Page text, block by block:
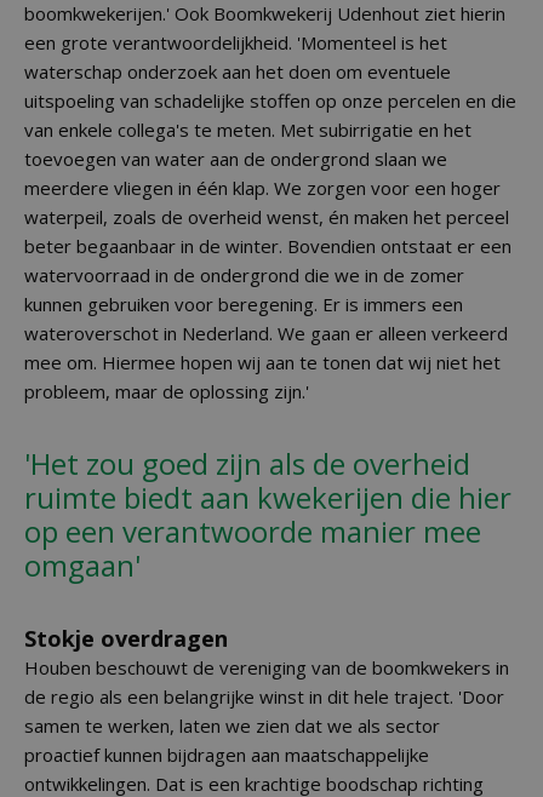
boomkwekerijen.' Ook Boomkwekerij Udenhout ziet hierin
een grote verantwoordelijkheid. 'Momenteel is het
waterschap onderzoek aan het doen om eventuele
uitspoeling van schadelijke stoffen op onze percelen en die
van enkele collega's te meten. Met subirrigatie en het
toevoegen van water aan de ondergrond slaan we
meerdere vliegen in één klap. We zorgen voor een hoger
waterpeil, zoals de overheid wenst, én maken het perceel
beter begaanbaar in de winter. Bovendien ontstaat er een
watervoorraad in de ondergrond die we in de zomer
kunnen gebruiken voor beregening. Er is immers een
wateroverschot in Nederland. We gaan er alleen verkeerd
mee om. Hiermee hopen wij aan te tonen dat wij niet het
probleem, maar de oplossing zijn.'
'Het zou goed zijn als de overheid
ruimte biedt aan kwekerijen die hier
op een verantwoorde manier mee
omgaan'
Stokje overdragen
Houben beschouwt de vereniging van de boomkwekers in
de regio als een belangrijke winst in dit hele traject. 'Door
samen te werken, laten we zien dat we als sector
proactief kunnen bijdragen aan maatschappelijke
ontwikkelingen. Dat is een krachtige boodschap richting